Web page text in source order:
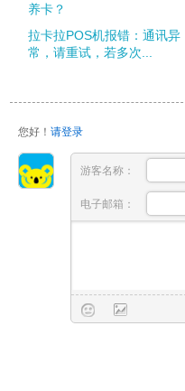
养卡？
拉卡拉POS机报错：通讯异
常，请重试，若多次...
您好！ 请登录
游客名称：
电子邮箱：